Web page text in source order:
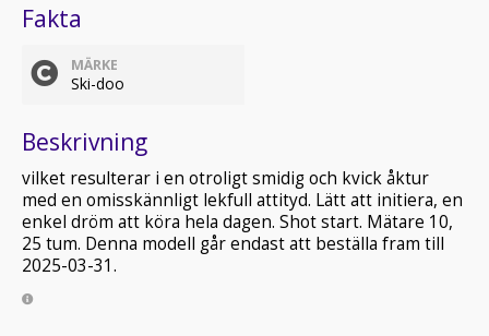
Fakta
MÄRKE
Ski-doo
Beskrivning
vilket resulterar i en otroligt smidig och kvick åktur
med en omisskännligt lekfull attityd. Lätt att initiera, en
enkel dröm att köra hela dagen. Shot start. Mätare 10,
25 tum. Denna modell går endast att beställa fram till
2025-03-31.